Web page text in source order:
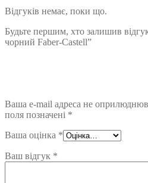
Відгуків немає, поки що.
Будьте першим, хто залишив
чорний Faber-Castell”
Ваша e-mail адреса не
поля позначені *
Ваша оцінка *
Ваш відгук *